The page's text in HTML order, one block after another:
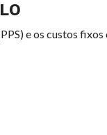
e os custos